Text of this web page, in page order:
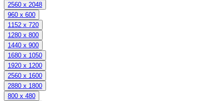
2560 x 2048
960 x 600
1152 x 720
1280 x 800
1440 x 900
1680 x 1050
1920 x 1200
2560 x 1600
2880 x 1800
800 x 480